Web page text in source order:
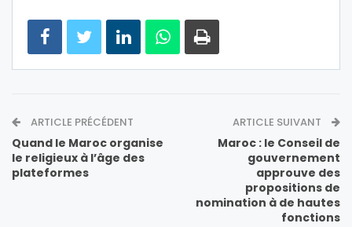
ARTICLE PRÉCÉDENT
Quand le Maroc organise
le religieux à l’âge des
plateformes
ARTICLE SUIVANT
Maroc : le Conseil de
gouvernement
approuve des
propositions de
nomination à de hautes
fonctions